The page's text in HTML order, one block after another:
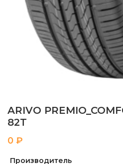
ARIVO
82T
₽
Производитель